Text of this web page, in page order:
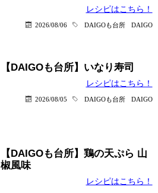
レシピはこちら！
2026/08/06 DAIGOも台所 DAIGO
【DAIGOも台所】いなり寿司
レシピはこちら！
2026/08/05 DAIGOも台所 DAIGO
【DAIGOも台所】鶏の天ぷら 山
椒風味
レシピはこちら！